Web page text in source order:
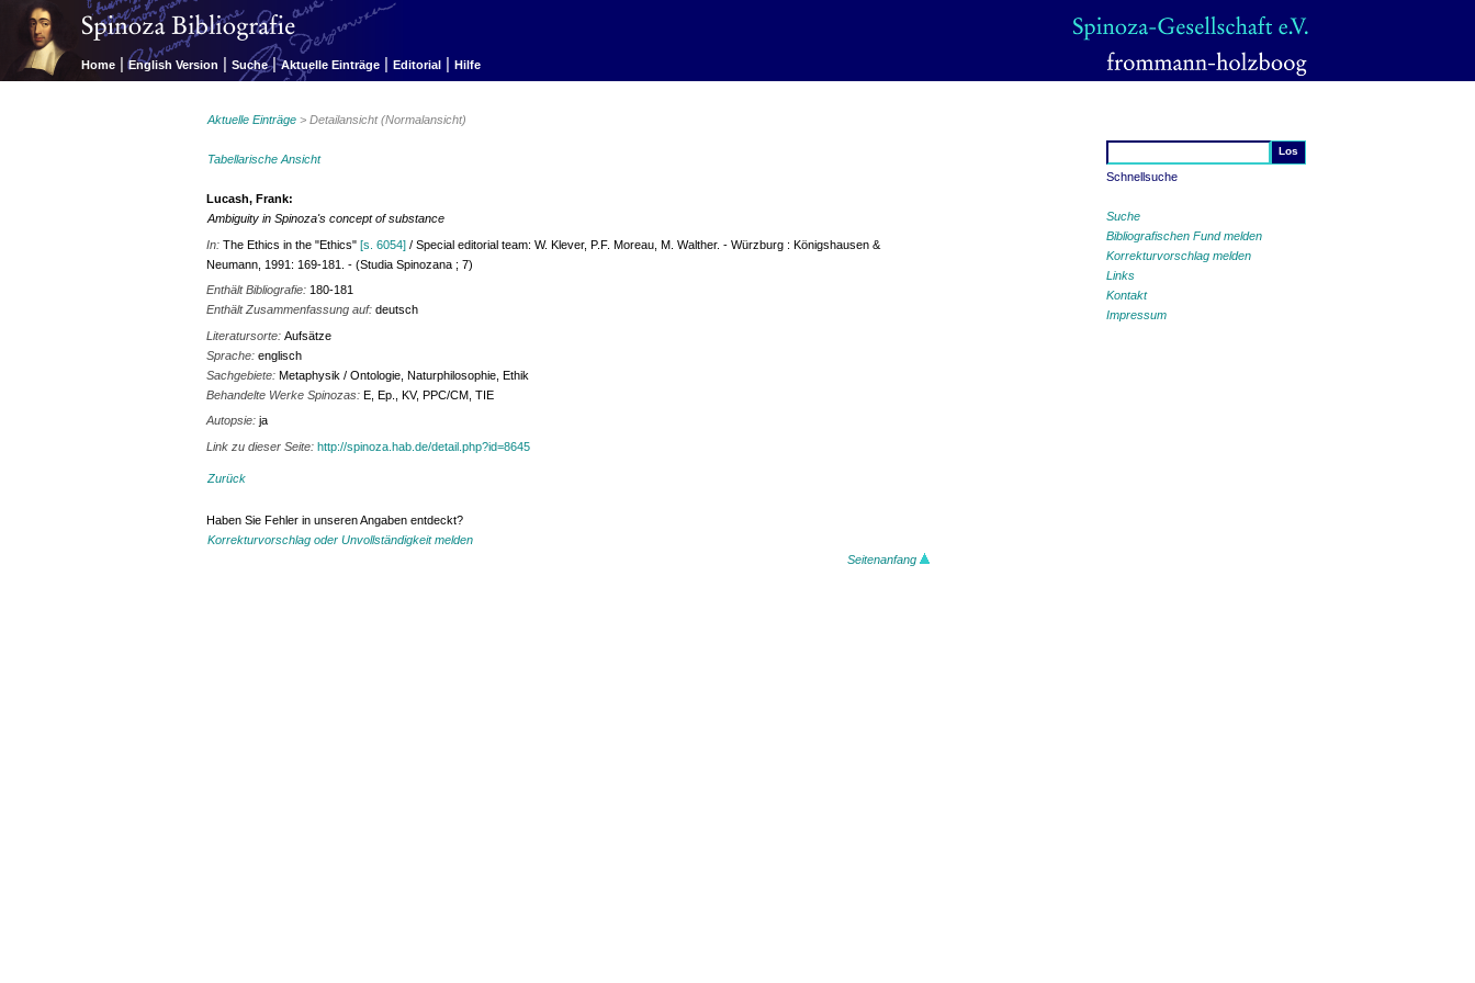
Home | English Version | Suche | Aktuelle Einträge | Editorial | Hilfe
Schnellsuche
Suche
Bibliografischen Fund melden
Korrekturvorschlag melden
Links
Kontakt
Impressum
Aktuelle Einträge > Detailansicht (Normalansicht)
Tabellarische Ansicht
Lucash, Frank:
Ambiguity in Spinoza's concept of substance
In:The Ethics in the "Ethics"[s. 6054] / Special editorial team: W. Klever, P.F. Moreau, M. Walther. - Würzburg : Königshausen &
Neumann, 1991: 169-181. - (Studia Spinozana ; 7)
Enthält Bibliografie: 180-181
Enthält Zusammenfassung auf:deutsch
Literatursorte:Aufsätze
Sprache:englisch
Sachgebiete:Metaphysik / Ontologie, Naturphilosophie, Ethik
Behandelte Werke Spinozas:E, Ep., KV, PPC/CM, TIE
Autopsie:ja
Link zu dieser Seite:http://spinoza.hab.de/detail.php?id=8645
Zurück
Haben Sie Fehler in unseren Angaben entdeckt?
Korrekturvorschlag oder Unvollständigkeit melden
Seitenanfang